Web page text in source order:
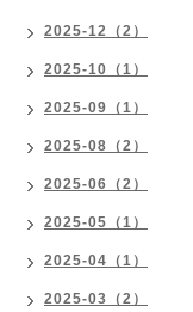
2025-12（2）
2025-10（1）
2025-09（1）
2025-08（2）
2025-06（2）
2025-05（1）
2025-04（1）
2025-03（2）